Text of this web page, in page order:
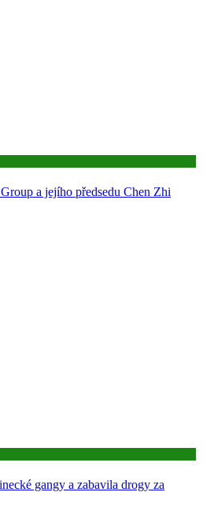
a jejího předsedu Chen Zhi
gangy a zabavila drogy za